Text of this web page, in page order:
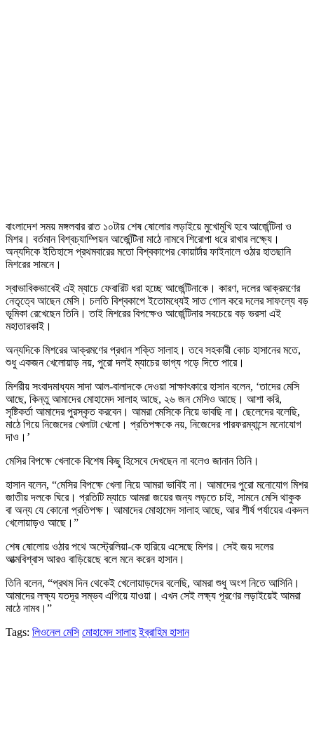
বাংলাদেশ সময় মঙ্গলবার রাত ১০টায় শেষ ষোলোর লড়াইয়ে মুখোমুখি হবে আর্জেন্টিনা ও
মিশর। বর্তমান বিশ্বচ্যাম্পিয়ন আর্জেন্টিনা মাঠে নামবে শিরোপা ধরে রাখার লক্ষ্যে।
অন্যদিকে ইতিহাসে প্রথমবারের মতো বিশ্বকাপের কোয়ার্টার ফাইনালে ওঠার হাতছানি
মিশরের সামনে।
স্বাভাবিকভাবেই এই ম্যাচে ফেবারিট ধরা হচ্ছে আর্জেন্টিনাকে। কারণ, দলের আক্রমণের
নেতৃত্বে আছেন মেসি। চলতি বিশ্বকাপে ইতোমধ্যেই সাত গোল করে দলের সাফল্যে বড়
ভূমিকা রেখেছেন তিনি। তাই মিশরের বিপক্ষেও আর্জেন্টিনার সবচেয়ে বড় ভরসা এই
মহাতারকাই।
অন্যদিকে মিশরের আক্রমণের প্রধান শক্তি সালাহ। তবে সহকারী কোচ হাসানের মতে,
শুধু একজন খেলোয়াড় নয়, পুরো দলই ম্যাচের ভাগ্য গড়ে দিতে পারে।
মিশরীয় সংবাদমাধ্যম সাদা আল-বালাদকে দেওয়া সাক্ষাৎকারে হাসান বলেন, ‘তাদের মেসি
আছে, কিন্তু আমাদের মোহামেদ সালাহ আছে, ২৬ জন মেসিও আছে। আশা করি,
সৃষ্টিকর্তা আমাদের পুরস্কৃত করবেন। আমরা মেসিকে নিয়ে ভাবছি না। ছেলেদের বলেছি,
মাঠে গিয়ে নিজেদের খেলাটা খেলো। প্রতিপক্ষকে নয়, নিজেদের পারফরম্যান্সে মনোযোগ
দাও।’
মেসির বিপক্ষে খেলাকে বিশেষ কিছু হিসেবে দেখছেন না বলেও জানান তিনি।
হাসান বলেন, “মেসির বিপক্ষে খেলা নিয়ে আমরা ভাবিই না। আমাদের পুরো মনোযোগ মিশর
জাতীয় দলকে ঘিরে। প্রতিটি ম্যাচে আমরা জয়ের জন্য লড়তে চাই, সামনে মেসি থাকুক
বা অন্য যে কোনো প্রতিপক্ষ। আমাদের মোহামেদ সালাহ আছে, আর শীর্ষ পর্যায়ের একদল
খেলোয়াড়ও আছে।”
শেষ ষোলোয় ওঠার পথে অস্ট্রেলিয়া-কে হারিয়ে এসেছে মিশর। সেই জয় দলের
আত্মবিশ্বাস আরও বাড়িয়েছে বলে মনে করেন হাসান।
তিনি বলেন, “প্রথম দিন থেকেই খেলোয়াড়দের বলেছি, আমরা শুধু অংশ নিতে আসিনি।
আমাদের লক্ষ্য যতদূর সম্ভব এগিয়ে যাওয়া। এখন সেই লক্ষ্য পূরণের লড়াইয়েই আমরা
মাঠে নামব।”
Tags: লিওনেল মেসি মোহামেদ সালাহ ইব্রাহিম হাসান